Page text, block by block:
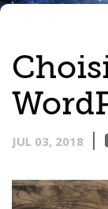
JUL 03, 2018